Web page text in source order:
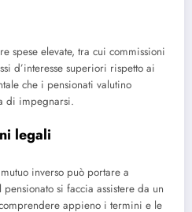
spese elevate, tra cui commissioni
d’interesse superiori rispetto ai
che i pensionati valutino
di impegnarsi.
legali
inverso può portare a
si faccia assistere da un
appieno i termini e le